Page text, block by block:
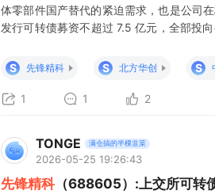
体零部件国产替代的紧迫需求，也是公司
发行可转债募资不超过 7.5 亿元，全部投
月完成问询回复→5 月 2
S 先锋精科 S 北方华创 S
1 1 2
TONGE 满仓搞的半棵韭菜
2026-05-25 19:26:43
先锋精科（688605）:上交所可转